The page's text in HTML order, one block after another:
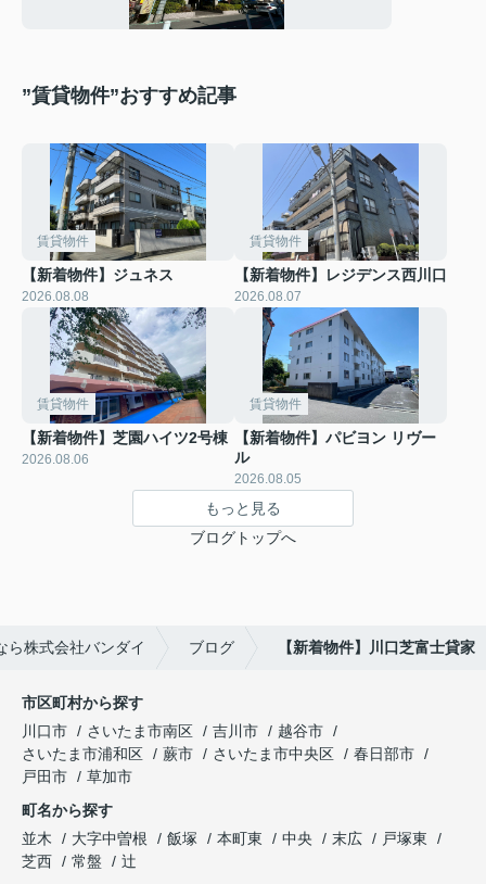
”賃貸物件”おすすめ記事
賃貸物件
【新着物件】ジュネス
2026.08.08
賃貸物件
【新着物件】レジデンス西川口
2026.08.07
賃貸物件
【新着物件】芝園ハイツ2号棟
2026.08.06
賃貸物件
【新着物件】パビヨン リヴー
ル
2026.08.05
もっと見る
ブログトップへ
ら株式会社バンダイ ブログ 【新着物件】川口芝富士貸家
市区町村から探す
川口市
さいたま市南区 吉川市
越谷市
さいたま市浦和区
蕨市 さいたま市中央区
春日部市
戸田市
草加市
町名から探す
並木
大字中曽根 飯塚 本町東 中央 末広
戸塚東
芝西
常盤
辻